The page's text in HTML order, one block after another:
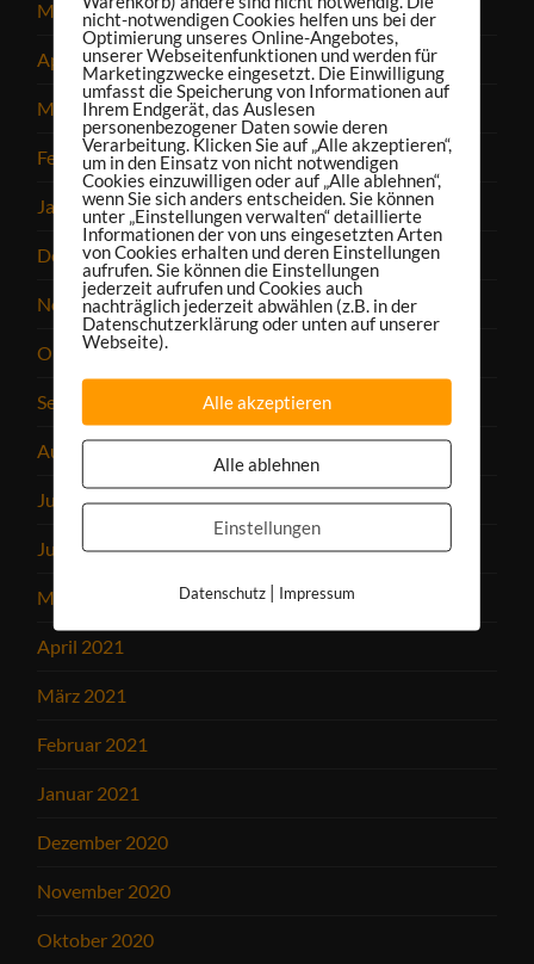
Mai 2022
April 2022
März 2022
Februar 2022
Januar 2022
Dezember 2021
November 2021
Oktober 2021
September 2021
August 2021
Juli 2021
Juni 2021
Mai 2021
April 2021
März 2021
Februar 2021
Januar 2021
Dezember 2020
November 2020
Oktober 2020
nicht-notwendigen Cookies helfen uns bei der
Optimierung unseres Online-Angebotes,
unserer Webseitenfunktionen und werden für
Marketingzwecke eingesetzt. Die Einwilligung
umfasst die Speicherung von Informationen auf
Ihrem Endgerät, das Auslesen
personenbezogener Daten sowie deren
Verarbeitung. Klicken Sie auf „Alle akzeptieren“,
um in den Einsatz von nicht notwendigen
Cookies einzuwilligen oder auf „Alle ablehnen“,
wenn Sie sich anders entscheiden. Sie können
unter „Einstellungen verwalten“ detaillierte
Informationen der von uns eingesetzten Arten
von Cookies erhalten und deren Einstellungen
aufrufen. Sie können die Einstellungen
jederzeit aufrufen und Cookies auch
nachträglich jederzeit abwählen (z.B. in der
Datenschutzerklärung oder unten auf unserer
Webseite).
Alle akzeptieren
Alle ablehnen
Einstellungen
Datenschutz| Impressum